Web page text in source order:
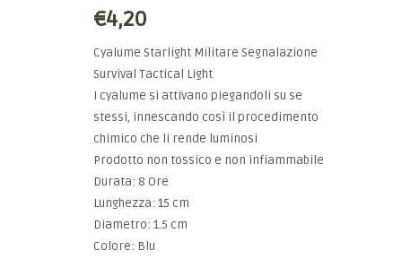
€4,20
Cyalume Starlight Militare Segnalazione
Survival Tactical Light
I cyalume si attivano piegandoli su se
stessi, innescando così il procedimento
chimico che li rende luminosi
Prodotto non tossico e non infiammabile
Durata: 8 Ore
Lunghezza: 15 cm
Diametro: 1.5 cm
Colore: Blu